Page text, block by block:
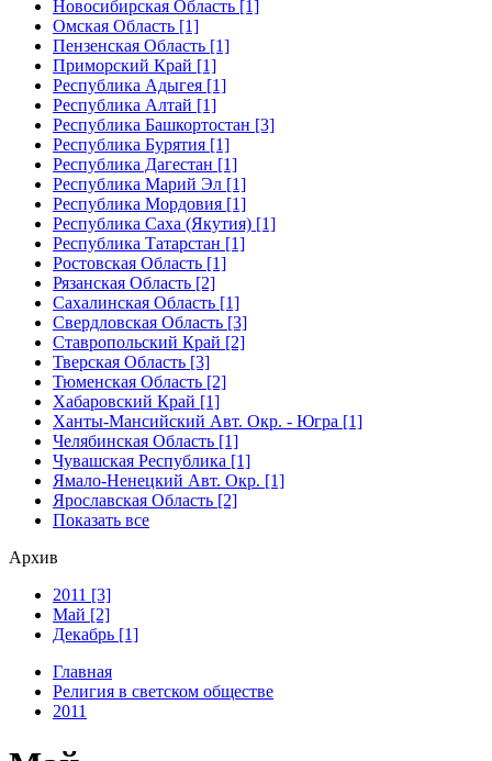
Новосибирская Область [1]
Омская Область [1]
Пензенская Область [1]
Приморский Край [1]
Республика Адыгея [1]
Республика Алтай [1]
Республика Башкортостан [3]
Республика Бурятия [1]
Республика Дагестан [1]
Республика Марий Эл [1]
Республика Мордовия [1]
Республика Саха (Якутия) [1]
Республика Татарстан [1]
Ростовская Область [1]
Рязанская Область [2]
Сахалинская Область [1]
Свердловская Область [3]
Ставропольский Край [2]
Тверская Область [3]
Тюменская Область [2]
Хабаровский Край [1]
Ханты-Мансийский Авт. Окр. - Югра [1]
Челябинская Область [1]
Чувашская Республика [1]
Ямало-Ненецкий Авт. Окр. [1]
Ярославская Область [2]
Показать все
Архив
2011 [3]
Май [2]
Декабрь [1]
Главная
Религия в светском обществе
2011